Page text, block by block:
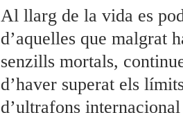
Al llarg de la vida es
d’aquelles que malgrat
senzills mortals,
d’haver superat els
d’ultrafons